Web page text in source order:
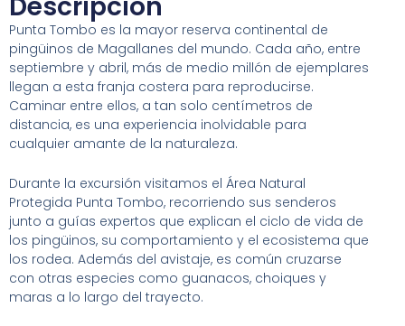
Descripcion
Punta Tombo es la mayor reserva continental de
pingüinos de Magallanes del mundo. Cada año, entre
septiembre y abril, más de medio millón de ejemplares
llegan a esta franja costera para reproducirse.
Caminar entre ellos, a tan solo centímetros de
distancia, es una experiencia inolvidable para
cualquier amante de la naturaleza.
Durante la excursión visitamos el Área Natural
Protegida Punta Tombo, recorriendo sus senderos
junto a guías expertos que explican el ciclo de vida de
los pingüinos, su comportamiento y el ecosistema que
los rodea. Además del avistaje, es común cruzarse
con otras especies como guanacos, choiques y
maras a lo largo del trayecto.